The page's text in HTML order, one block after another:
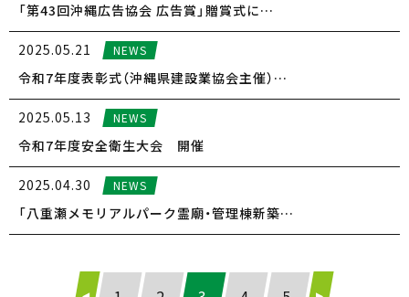
「第43回沖縄広告協会 広告賞」贈賞式に…
2025.05.21 NEWS
令和7年度表彰式（沖縄県建設業協会主催）…
2025.05.13 NEWS
令和7年度安全衛生大会 開催
2025.04.30 NEWS
「八重瀬メモリアルパーク霊廟・管理棟新築…